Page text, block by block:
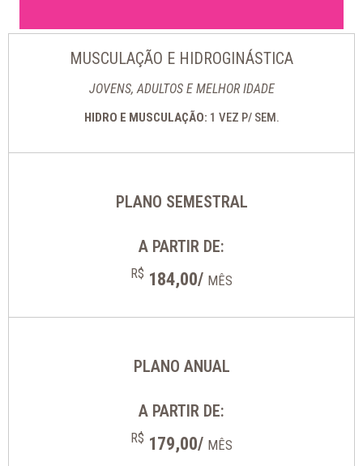
MUSCULAÇÃO E HIDROGINÁSTICA
JOVENS, ADULTOS E MELHOR IDADE
HIDRO E MUSCULAÇÃO: 1 VEZ P/ SEM.
PLANO SEMESTRAL
A PARTIR DE:
R$ 184,00/ MÊS
PLANO ANUAL
A PARTIR DE:
R$ 179,00/ MÊS